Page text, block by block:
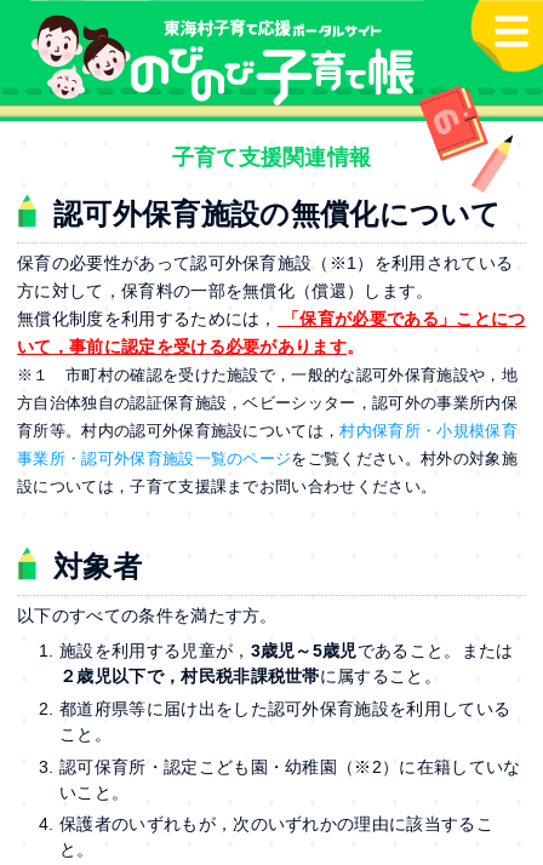
本文へ
子育て支援関連情報
認可外保育施設の無償化について
保育の必要性があって認可外保育施設（※1）を利用されている
方に対して，保育料の一部を無償化（償還）します。
無償化制度を利用するためには，
「保育が必要である」ことにつ
いて，事前に認定を受ける必要があります。
※１ 市町村の確認を受けた施設で，一般的な認可外保育施設や，地
方自治体独自の認証保育施設，ベビーシッター，認可外の事業所内保
育所等。村内の認可外保育施設については，村内保育所・小規模保育
事業所・認可外保育施設一覧のページをご覧ください。村外の対象施
設については，子育て支援課までお問い合わせください。
対象者
以下のすべての条件を満たす方。
施設を利用する児童が， 3歳児～5歳児であること。または
２歳児以下で，村民税非課税世帯に属すること。
都道府県等に届け出をした認可外保育施設を利用している
こと。
認可保育所・認定こども園・幼稚園（※2）に在籍していな
いこと。
保護者のいずれもが，次のいずれかの理由に該当するこ
と。